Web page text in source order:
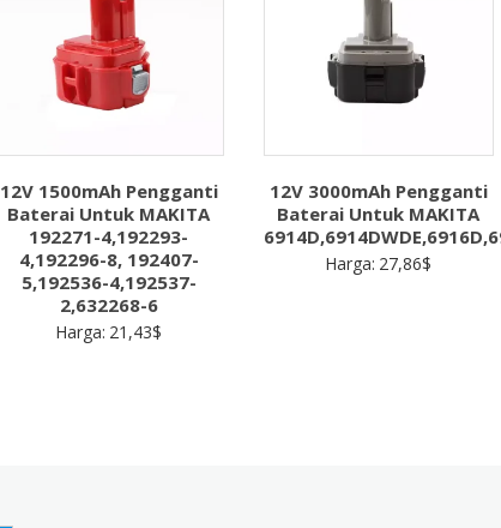
PS50-
2A
12V 1500mAh Pengganti
Baterai Untuk MAKITA
192271-4,192293-
4,192296-8, 192407-
5,192536-4,192537-
2,632268-6
Harga: 21,43$
12V 3000mAh Pengganti
Baterai Untuk MAKITA
Harga: 27,86$